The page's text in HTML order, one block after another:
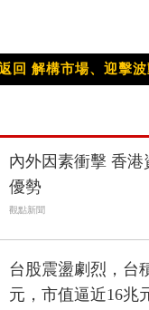
回 解構市場、迎擊波
內外因素衝擊 香
優勢
觀點新聞
台股震盪劇烈，台
元，市值逼近16兆